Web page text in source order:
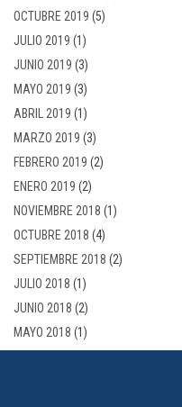
OCTUBRE 2019 (5)
JULIO 2019 (1)
JUNIO 2019 (3)
MAYO 2019 (3)
ABRIL 2019 (1)
MARZO 2019 (3)
FEBRERO 2019 (2)
ENERO 2019 (2)
NOVIEMBRE 2018 (1)
OCTUBRE 2018 (4)
SEPTIEMBRE 2018 (2)
JULIO 2018 (1)
JUNIO 2018 (2)
MAYO 2018 (1)